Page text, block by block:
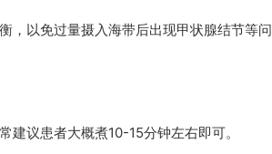
，以免过量摄入海带后出现甲状腺结节等问
议患者大概煮10-15分钟左右即可。